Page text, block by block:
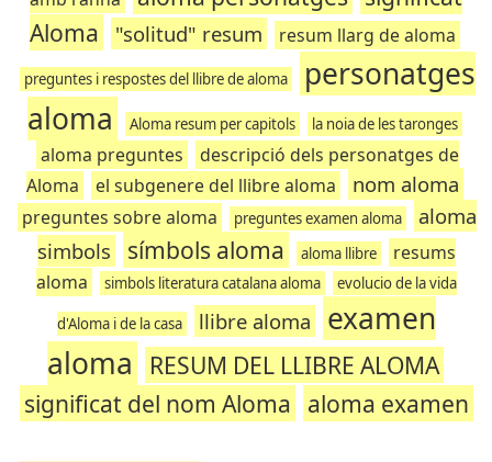
Aloma
"solitud" resum resum llarg de aloma
preguntes i respostes del llibre de aloma
personatges
aloma
Aloma resum per capitols la noia de les taronges
aloma preguntes
descripció dels personatges de
Aloma
el subgenere del llibre aloma nom aloma
preguntes sobre aloma preguntes examen aloma
aloma
simbols
símbols aloma aloma llibre
resums
aloma
simbols literatura catalana aloma evolucio de la vida
d'Aloma i de la casa llibre aloma
examen
aloma
RESUM DEL LLIBRE ALOMA
significat del nom Aloma aloma examen